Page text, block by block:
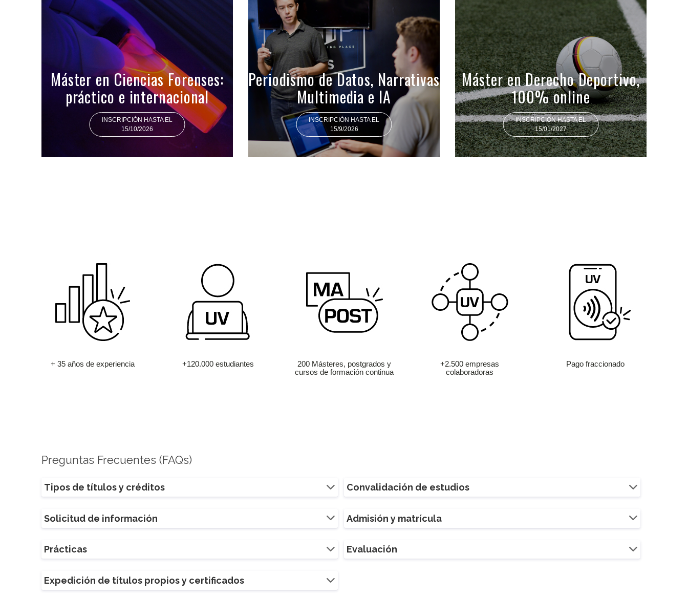
Máster en Ciencias Forenses:
práctico e internacional
INSCRIPCIÓN HASTA EL
15/10/2026
Periodismo de Datos, Narrativas
Multimedia e IA
INSCRIPCIÓN HASTA EL
15/9/2026
Máster en Derecho Deportivo,
100% online
INSCRIPCIÓN HASTA EL
15/01/2027
+ 35 años de experiencia +120.000 estudiantes
200 Másteres, postgrados y
cursos de formación continua
+2.500 empresas
colaboradoras
Pago fraccionado
Preguntas Frecuentes (FAQs)
Tipos de títulos y créditos Convalidación de estudios
Solicitud de información Admisión y matrícula
Prácticas Evaluación
Expedición de títulos propios y certificados